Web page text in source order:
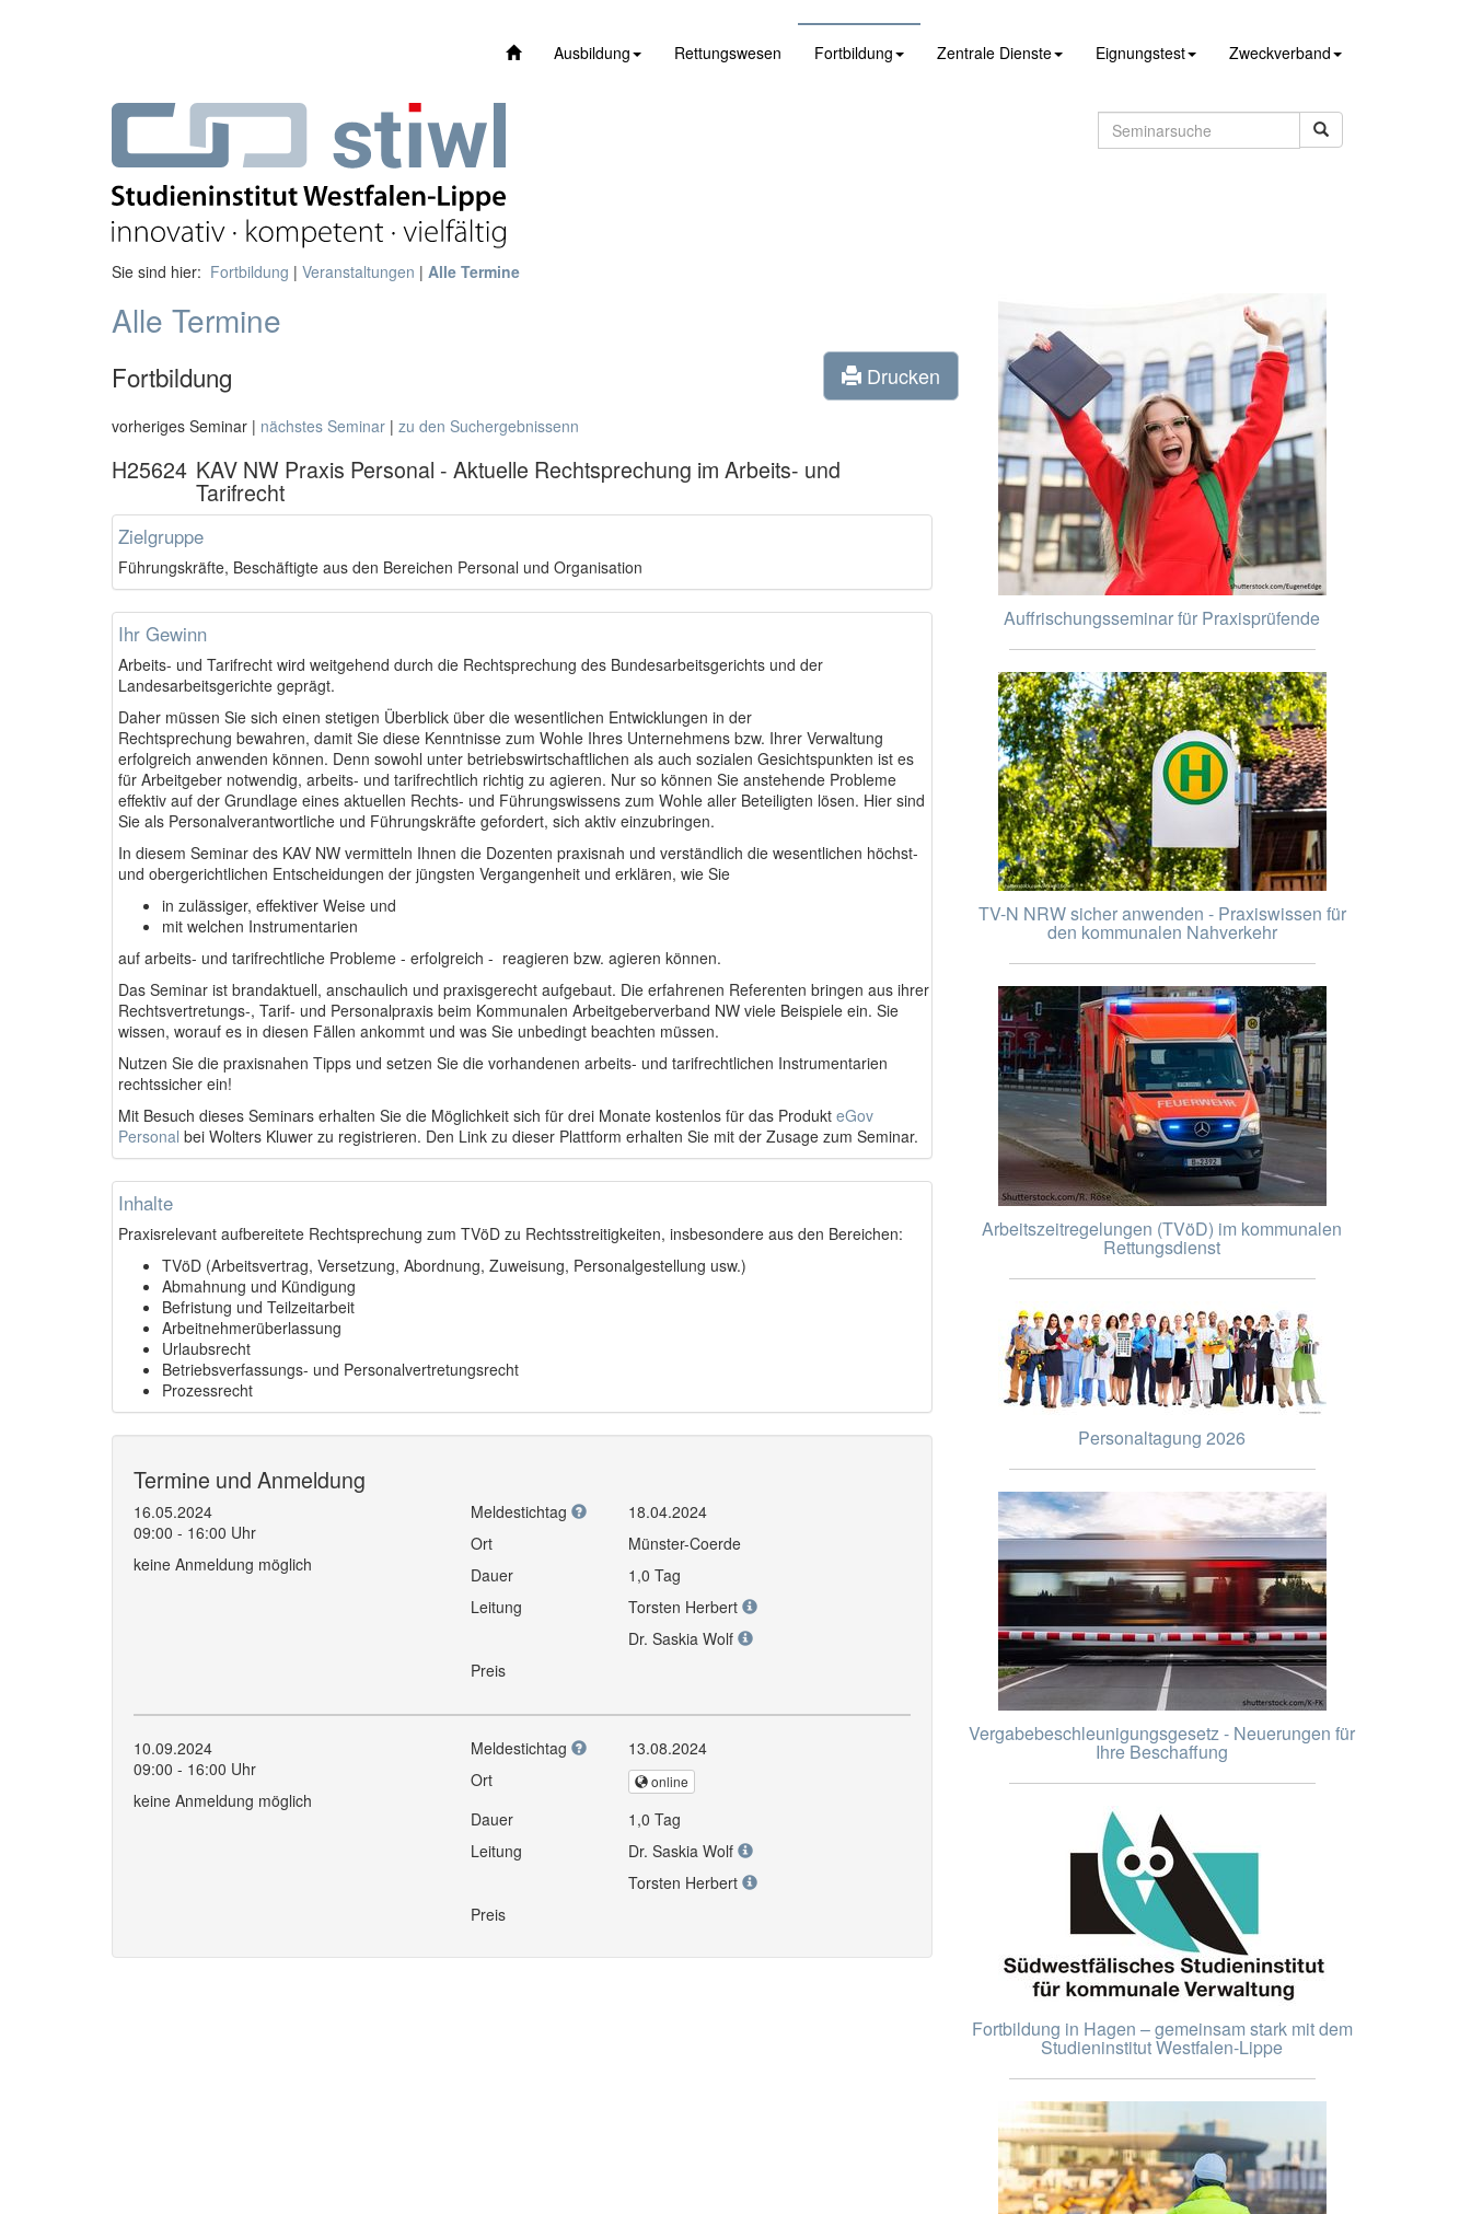
Ausbildung Rettungswesen Fortbildung Zentrale Dienste Eignungstest Zweckverband
Sie sind hier: Fortbildung | Veranstaltungen | Alle Termine
Alle Termine
Fortbildung Drucken
vorheriges Seminar | nächstes Seminar | zu den Suchergebnissenn
H25624 KAV NW Praxis Personal - Aktuelle Rechtsprechung im Arbeits- und
Tarifrecht
Zielgruppe
Führungskräfte, Beschäftigte aus den Bereichen Personal und Organisation
Ihr Gewinn
Arbeits- und Tarifrecht wird weitgehend durch die Rechtsprechung des Bundesarbeitsgerichts und der
Landesarbeitsgerichte geprägt.
Daher müssen Sie sich einen stetigen Überblick über die wesentlichen Entwicklungen in der
Rechtsprechung bewahren, damit Sie diese Kenntnisse zum Wohle Ihres Unternehmens bzw. Ihrer Verwaltung
erfolgreich anwenden können. Denn sowohl unter betriebswirtschaftlichen als auch sozialen Gesichtspunkten ist es
für Arbeitgeber notwendig, arbeits- und tarifrechtlich richtig zu agieren. Nur so können Sie anstehende Probleme
effektiv auf der Grundlage eines aktuellen Rechts- und Führungswissens zum Wohle aller Beteiligten lösen. Hier sind
Sie als Personalverantwortliche und Führungskräfte gefordert, sich aktiv einzubringen.
In diesem Seminar des KAV NW vermitteln Ihnen die Dozenten praxisnah und verständlich die wesentlichen höchst-
und obergerichtlichen Entscheidungen der jüngsten Vergangenheit und erklären, wie Sie
in zulässiger, effektiver Weise und
mit welchen Instrumentarien
auf arbeits- und tarifrechtliche Probleme - erfolgreich - reagieren bzw. agieren können.
Das Seminar ist brandaktuell, anschaulich und praxisgerecht aufgebaut. Die erfahrenen Referenten bringen aus ihrer
Rechtsvertretungs-, Tarif- und Personalpraxis beim Kommunalen Arbeitgeberverband NW viele Beispiele ein. Sie
wissen, worauf es in diesen Fällen ankommt und was Sie unbedingt beachten müssen.
Nutzen Sie die praxisnahen Tipps und setzen Sie die vorhandenen arbeits- und tarifrechtlichen Instrumentarien
rechtssicher ein!
Mit Besuch dieses Seminars erhalten Sie die Möglichkeit sich für drei Monate kostenlos für das Produkt eGov
Personal bei Wolters Kluwer zu registrieren. Den Link zu dieser Plattform erhalten Sie mit der Zusage zum Seminar.
Inhalte
Praxisrelevant aufbereitete Rechtsprechung zum TVöD zu Rechtsstreitigkeiten, insbesondere aus den Bereichen:
TVöD (Arbeitsvertrag, Versetzung, Abordnung, Zuweisung, Personalgestellung usw.)
Abmahnung und Kündigung
Befristung und Teilzeitarbeit
Arbeitnehmerüberlassung
Urlaubsrecht
Betriebsverfassungs- und Personalvertretungsrecht
Prozessrecht
Termine und Anmeldung
16.05.2024
09:00 - 16:00 Uhr
keine Anmeldung möglich
Meldestichtag
18.04.2024
Ort
Münster-Coerde
Dauer
1,0 Tag
Leitung
Torsten Herbert
Dr. Saskia Wolf
Preis
10.09.2024
09:00 - 16:00 Uhr
keine Anmeldung möglich
Meldestichtag
13.08.2024
Ort
online
Dauer
1,0 Tag
Leitung
Dr. Saskia Wolf
Torsten Herbert
Preis
Auffrischungsseminar für Praxisprüfende
TV-N NRW sicher anwenden - Praxiswissen für
den kommunalen Nahverkehr
Arbeitszeitregelungen (TVöD) im kommunalen
Rettungsdienst
Personaltagung 2026
Vergabebeschleunigungsgesetz - Neuerungen für
Ihre Beschaffung
Fortbildung in Hagen – gemeinsam stark mit dem
Studieninstitut Westfalen-Lippe